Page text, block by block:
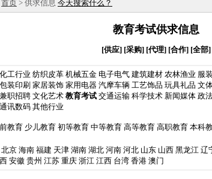
首页 > 供求信息 今天搜索什么？
教育考试供求信息
[供应] [采购] [代理] [合作] [全部]
化工行业 纺织皮革 机械五金 电子电气 建筑建材 农林渔业 服
包装印刷 家居装饰 家用电器 汽摩车辆 工艺饰品 玩具礼品 文
兼职招聘 文化艺术 教育考试 交通运输 科学技术 新闻媒体 政
通讯数码 其他行业
教育 少儿教育 初等教育 中等教育 高等教育 高职教育 本科
北京 海南 福建 天津 湖南 湖北 河南 河北 山东 山西 黑龙江 辽
安徽 贵州 江苏 重庆 浙江 江西 台湾 香港 澳门